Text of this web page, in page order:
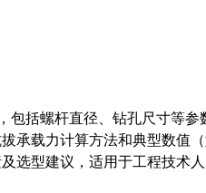
包括螺杆直径、钻孔尺寸等参
承载力计算方法和典型数值
选型建议，适用于工程技术人